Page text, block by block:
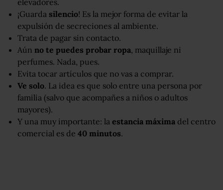
¡Guarda silencio! Es la mejor forma de evitar la
expulsión de secreciones al ambiente.
Trata de pagar sin contacto.
Aún no te puedes probar ropa , maquillaje ni
perfumes. Nada, pues.
Evita tocar artículos que no vas a comprar.
Ve solo. La idea es que solo entre una persona por
familia (salvo que acompañes a niños o adultos
mayores).
Y una muy importante: la estancia máxima del centro
comercial es de 40 minutos.